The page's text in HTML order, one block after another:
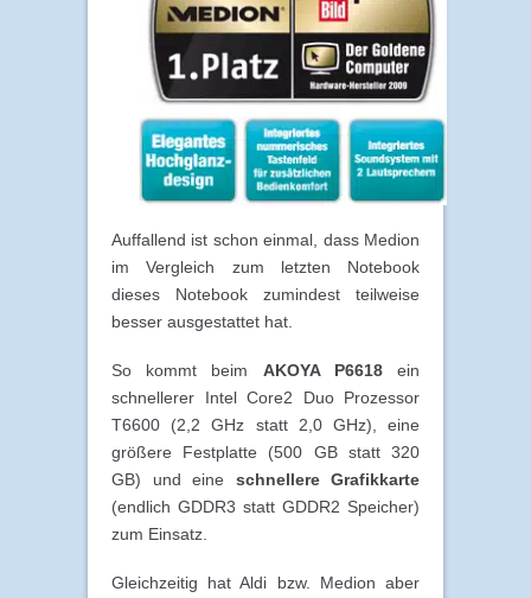
Auffallend ist schon einmal, dass Medion
im Vergleich zum letzten Notebook
dieses Notebook zumindest teilweise
besser ausgestattet hat.
So kommt beim AKOYA P6618ein
schnellerer Intel Core2 Duo Prozessor
T6600 (2,2 GHz statt 2,0 GHz), eine
größere Festplatte (500 GB statt 320
GB) und eine schnellere Grafikkarte
(endlich GDDR3 statt GDDR2 Speicher)
zum Einsatz.
Gleichzeitig hat Aldi bzw. Medion aber